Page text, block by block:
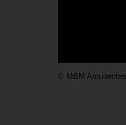
© MBM Arquitectes